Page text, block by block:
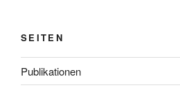
SEITEN
Publikationen